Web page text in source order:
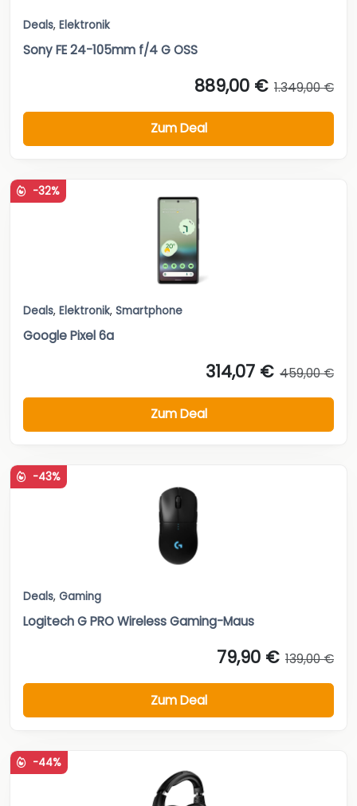
Deals, Elektronik
Sony FE 24-105mm f/4 G OSS
889,00 € 1.349,00 €
Zum Deal
-32%
Deals, Elektronik, Smartphone
Google Pixel 6a
314,07 € 459,00 €
Zum Deal
-43%
Deals, Gaming
Logitech G PRO Wireless Gaming-Maus
79,90 € 139,00 €
Zum Deal
-44%